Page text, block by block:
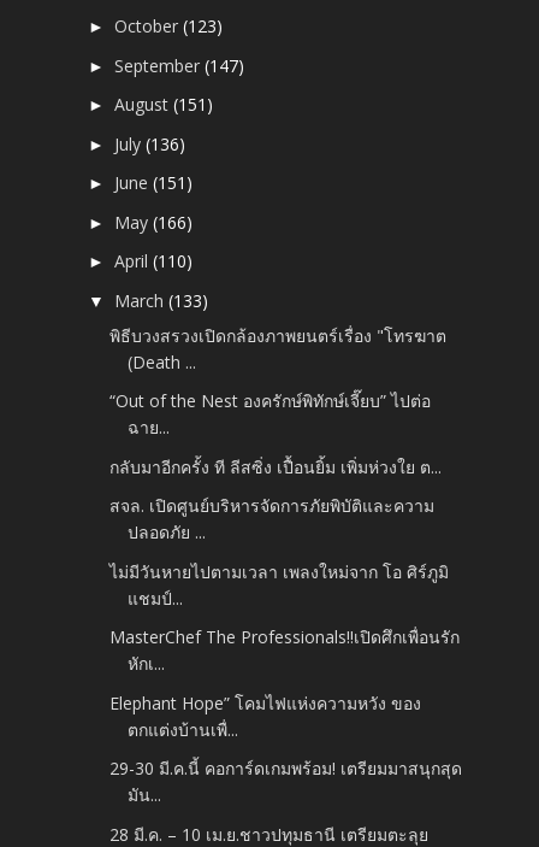
►October(123)
►September(147)
►August(151)
► July(136)
► June(151)
► May(166)
►April(110)
▼ March(133)
พิธีบวงสรวงเปิดกล้องภาพยนตร์เรื่อง "โทรฆาต
(Death ...
“Out of the Nest องครักษ์พิทักษ์เจี๊ยบ” ไปต่อ
ฉาย...
กลับมาอีกครั้ง ที ลีสซิ่ง เปื้อนยิ้ม เพิ่มห่วงใย ต...
สจล. เปิดศูนย์บริหารจัดการภัยพิบัติและความ
ปลอดภัย ...
ไม่มีวันหายไปตามเวลา เพลงใหม่จาก โอ ศิร์ภูมิ
แชมป์...
MasterChef The Professionals!!เปิดศึกเพื่อนรัก
หักเ...
Elephant Hope” โคมไฟแห่งความหวัง ของ
ตกแต่งบ้านเพื่...
29-30 มี.ค.นี้ คอการ์ดเกมพร้อม! เตรียมมาสนุกสุด
มัน...
28 มี.ค. – 10 เม.ย.ชาวปทุมธานี เตรียมตะลุย